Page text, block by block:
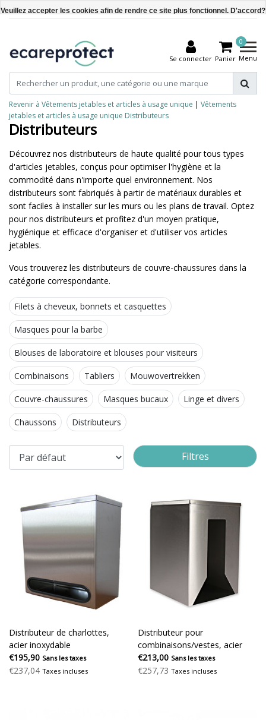
Se connecter
0
Panier Menu
Revenir à Vêtements jetables et articles à usage unique | Vêtements
jetables et articles à usage unique Distributeurs
Distributeurs
Découvrez nos distributeurs de haute qualité pour tous types
d'articles jetables, conçus pour optimiser l'hygiène et la
commodité dans n'importe quel environnement. Nos
distributeurs sont fabriqués à partir de matériaux durables et
sont faciles à installer sur les murs ou les plans de travail. Optez
pour nos distributeurs et profitez d'un moyen pratique,
hygiénique et efficace d'organiser et d'utiliser vos articles
jetables.
Vous trouverez les distributeurs de couvre-chaussures dans la
catégorie correspondante.
Filets à cheveux, bonnets et casquettes
Masques pour la barbe
Blouses de laboratoire et blouses pour visiteurs
Combinaisons Tabliers Mouwovertrekken
Couvre-chaussures Masques bucaux Linge et divers
Chaussons Distributeurs
Filtres
Distributeur de charlottes,
acier inoxydable
€195,90 Sans les taxes
€237,04 Taxes incluses
Distributeur pour
combinaisons/vestes, acier
inoxydable
€213,00 Sans les taxes
€257,73 Taxes incluses
Veuillez accepter les cookies afin de rendre ce site plus fonctionnel. D'accord?